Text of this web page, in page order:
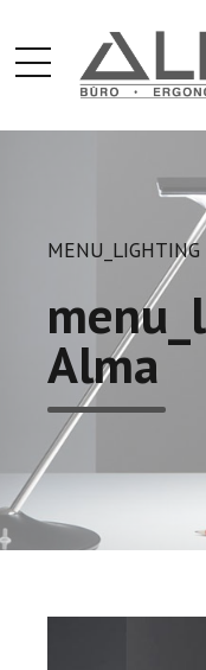
MENU_LIGHTING
Alma